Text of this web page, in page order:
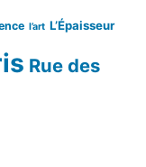
l’art L’Épaisseur
Rue des